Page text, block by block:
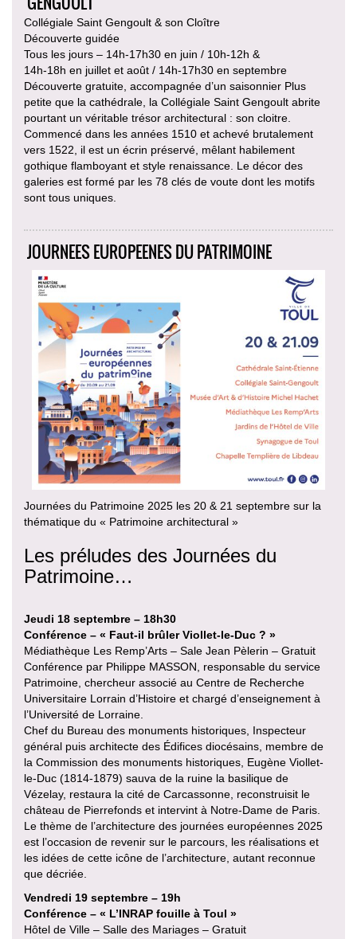
Collégiale Saint Gengoult & son Cloître
Découverte guidée
Tous les jours – 14h-17h30 en juin / 10h-12h &
14h-18h en juillet et août / 14h-17h30 en septembre
Découverte gratuite, accompagnée d’un saisonnier Plus
petite que la cathédrale, la Collégiale Saint Gengoult abrite
pourtant un véritable trésor architectural : son cloitre.
Commencé dans les années 1510 et achevé brutalement
vers 1522, il est un écrin préservé, mêlant habilement
gothique flamboyant et style renaissance. Le décor des
galeries est formé par les 78 clés de voute dont les motifs
sont tous uniques.
JOURNEES EUROPEENES DU PATRIMOINE
Journées du Patrimoine 2025 les 20 & 21 septembre sur la
thématique du « Patrimoine architectural »
Les préludes des Journées du
Patrimoine…
Jeudi 18 septembre – 18h30
Conférence – « Faut-il brûler Viollet-le-Duc ? »
Médiathèque Les Remp’Arts – Sale Jean Pèlerin – Gratuit
Conférence par Philippe MASSON, responsable du service
Patrimoine, chercheur associé au Centre de Recherche
Universitaire Lorrain d’Histoire et chargé d’enseignement à
l’Université de Lorraine.
Chef du Bureau des monuments historiques, Inspecteur
général puis architecte des Édifices diocésains, membre de
la Commission des monuments historiques, Eugène Viollet-
le-Duc (1814-1879) sauva de la ruine la basilique de
Vézelay, restaura la cité de Carcassonne, reconstruisit le
château de Pierrefonds et intervint à Notre-Dame de Paris.
Le thème de l’architecture des journées européennes 2025
est l’occasion de revenir sur le parcours, les réalisations et
les idées de cette icône de l’architecture, autant reconnue
que décriée.
Vendredi 19 septembre – 19h
Conférence – « L’INRAP fouille à Toul »
Hôtel de Ville – Salle des Mariages – Gratuit